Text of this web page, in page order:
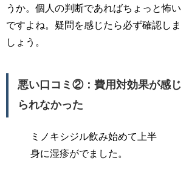
うか。個人の判断であればちょっと怖い
ですよね。疑問を感じたら必ず確認しま
しょう。
悪い口コミ②：費用対効果が感じ
られなかった
ミノキシジル飲み始めて上半
身に湿疹がでました。